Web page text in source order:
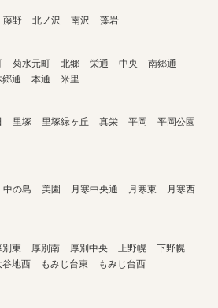
藤野 北ノ沢 南沢 藻岩
菊水元町 北郷 栄通 中央
南郷通
郷通 本通 米里
里塚 里塚緑ヶ丘 真栄 平岡
平岡公園
中の島 美園 月寒中央通 月寒東
月寒西
別東 厚別南 厚別中央 上野幌
下野幌
谷地西 もみじ台東
もみじ台西